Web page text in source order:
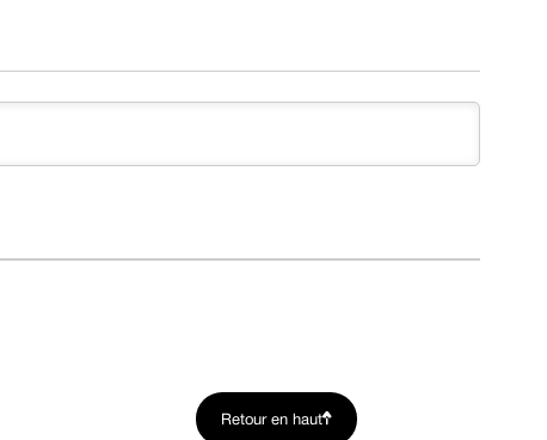
Retour en haut